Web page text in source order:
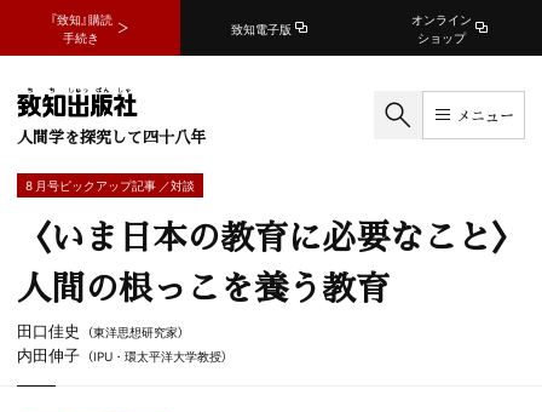
『致知』購読
手続き
致知電子版
オンライン
ショップ
人間学を探究して四十八年
メニュー
8 月号ピックアップ記事 ／対談
〈いま日本の教育に必要なこと〉
人間の根っこを養う教育
田口佳史 （東洋思想研究家）
内田伸子 （IPU・環太平洋大学教授）